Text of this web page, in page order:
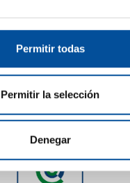
Permitir todas
Permitir la selección
Denegar